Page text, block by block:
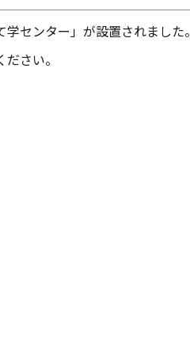
センター」が設置されました。